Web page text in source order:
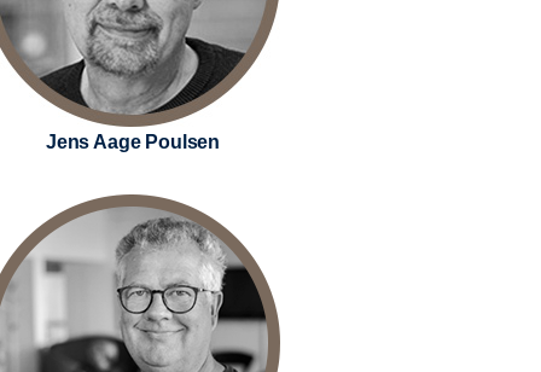
Jens Aage Poulsen